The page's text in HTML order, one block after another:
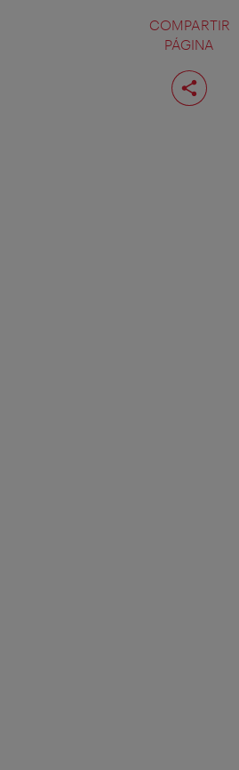
COMPARTIR
PÁGINA
Compartir
página